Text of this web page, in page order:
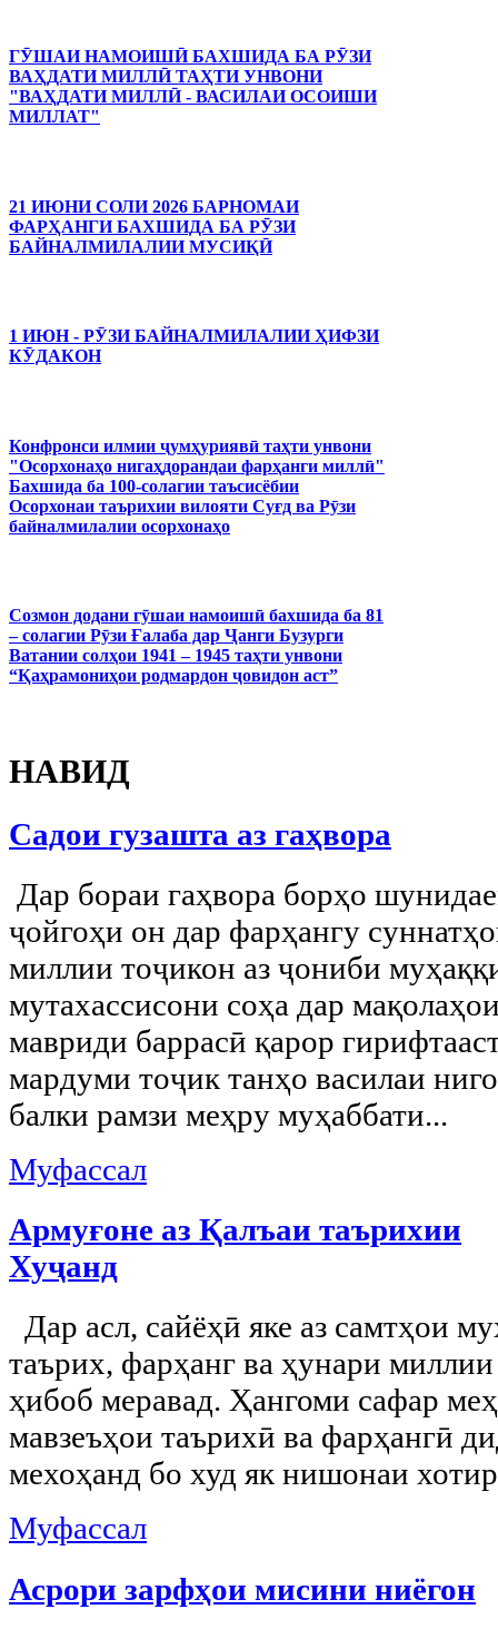
ГӮШАИ НАМОИШӢ БАХШИДА БА РӮЗИ
ВАҲДАТИ МИЛЛӢ ТАҲТИ УНВОНИ
"ВАҲДАТИ МИЛЛӢ - ВАСИЛАИ ОСОИШИ
МИЛЛАТ"
21 ИЮНИ СОЛИ 2026 БАРНОМАИ
ФАРҲАНГИ БАХШИДА БА РӮЗИ
БАЙНАЛМИЛАЛИИ МУСИҚӢ
1 ИЮН - РӮЗИ БАЙНАЛМИЛАЛИИ ҲИФЗИ
КӮДАКОН
Конфронси илмии ҷумҳуриявӣ таҳти унвони
"Осорхонаҳо нигаҳдорандаи фарҳанги миллӣ"
Бахшида ба 100-солагии таъсисёбии
Осорхонаи таърихии вилояти Суғд ва Рӯзи
байналмилалии осорхонаҳо
Созмон додани гӯшаи намоишӣ бахшида ба 81
– солагии Рӯзи Ғалаба дар Ҷанги Бузурги
Ватании солҳои 1941 – 1945 таҳти унвони
“Қаҳрамониҳои родмардон ҷовидон аст”
НАВИД
Садои гузашта аз гаҳвора
Дар бораи гаҳвора борҳо
ҷойгоҳи он дар фарҳангу
миллии тоҷикон аз ҷониби
мутахассисони соҳа дар
мавриди баррасӣ қарор
мардуми тоҷик танҳо василаи
балки рамзи меҳру муҳаббати...
Муфассал
Армуғоне аз Қалъаи таърихии
Хуҷанд
Дар асл, сайёҳӣ яке аз самтҳои
таърих, фарҳанг ва ҳунари
ҳибоб меравад. Ҳангоми сафар
мавзеъҳои таърихӣ ва фарҳангӣ
мехоҳанд бо худ як нишонаи
Муфассал
Асрори зарфҳои мисини ниёгон